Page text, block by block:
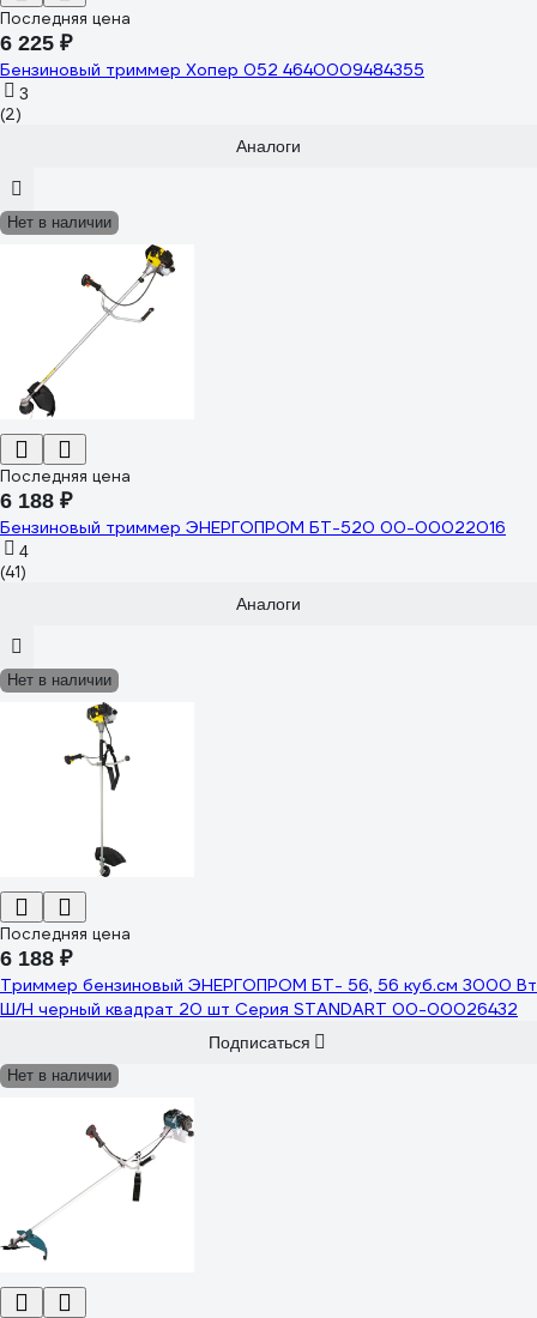
Последняя цена
6 225 ₽
Бензиновый триммер Хопер 052 4640009484355
3
(2)
Аналоги
Нет в наличии
Последняя цена
6 188 ₽
Бензиновый триммер ЭНЕРГОПРОМ БТ-520 00-00022016
4
(41)
Аналоги
Нет в наличии
Последняя цена
6 188 ₽
Триммер бензиновый ЭНЕРГОПРОМ БТ- 56, 56 куб.см 3000 Вт
Ш/Н черный квадрат 20 шт Серия STANDART 00-00026432
Подписаться
Нет в наличии